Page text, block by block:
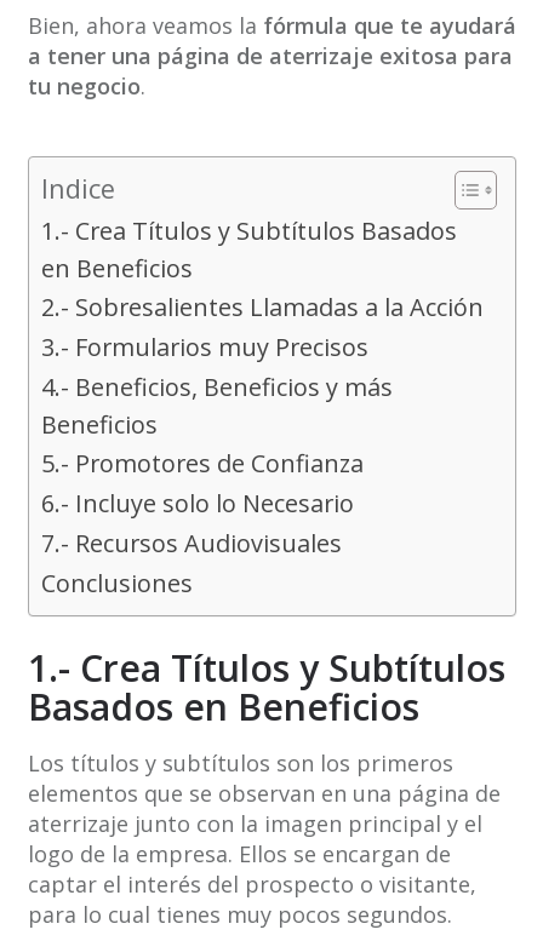
Bien, ahora veamos la fórmula que te ayudará
a tener una página de aterrizaje exitosa para
tu negocio.
Indice
1.- Crea Títulos y Subtítulos Basados
en Beneficios
2.- Sobresalientes Llamadas a la Acción
3.- Formularios muy Precisos
4.- Beneficios, Beneficios y más
Beneficios
5.- Promotores de Confianza
6.- Incluye solo lo Necesario
7.- Recursos Audiovisuales
Conclusiones
1.- Crea Títulos y Subtítulos
Basados en Beneficios
Los títulos y subtítulos son los primeros
elementos que se observan en una página de
aterrizaje junto con la imagen principal y el
logo de la empresa. Ellos se encargan de
captar el interés del prospecto o visitante,
para lo cual tienes muy pocos segundos.